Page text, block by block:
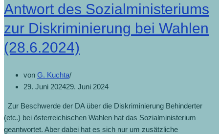
Antwort des Sozialministeriums
zur Diskriminierung bei Wahlen
(28.6.2024)
von G. Kuchta
29. Juni 202429. Juni 2024
Zur Beschwerde der DA über die Diskriminierung Behinderter
(etc.) bei österreichischen Wahlen hat das Sozialministerium
geantwortet. Aber dabei hat es sich nur um zusätzliche